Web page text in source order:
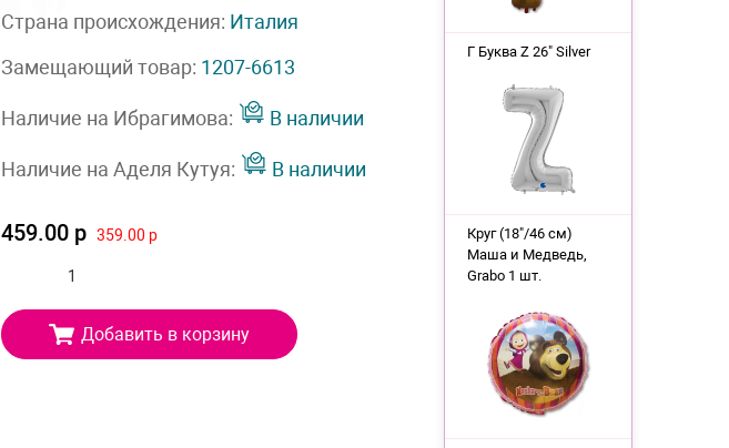
Страна происхождения: Италия
Замещающий товар: 1207-6613
Наличие на Ибрагимова: В наличии
Наличие на Аделя Кутуя: В наличии
459.00 р 359.00 р
Добавить в корзину
Г Буква Z 26" Silver
Круг (18"/46 см)
Маша и Медведь,
Grabo 1 шт.